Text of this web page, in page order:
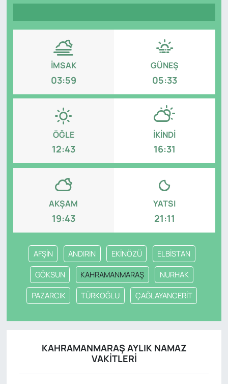
İMSAK
03:59
GÜNEŞ
05:33
ÖĞLE
12:43
İKINDI
16:31
AKŞAM
19:43
YATSI
21:11
AFŞİN ANDIRIN EKİNÖZÜ ELBİSTAN
GÖKSUN KAHRAMANMARAŞ NURHAK
PAZARCIK TÜRKOĞLU ÇAĞLAYANCERİT
KAHRAMANMARAŞ AYLIK NAMAZ
VAKITLERI
Genel
Gündem
Özel Haber
POLİTİKA
Siyaset